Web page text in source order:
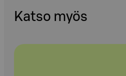
Katso myös